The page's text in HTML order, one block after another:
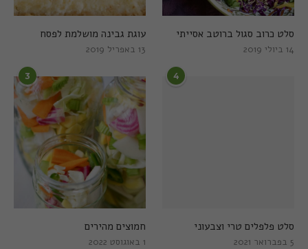
עוגת גבינה מושלמת לפסח
13 באפריל 2019
סלט כרוב סגול ברוטב אסייתי
14 ביולי 2019
3
חמוצים מהירים
1 באוגוסט 2022
4
סלט פלפלים טרי וצבעוני
5 בפברואר 2021